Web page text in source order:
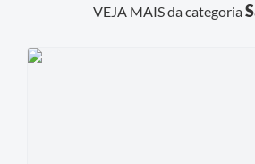
VEJA MAIS da categoria